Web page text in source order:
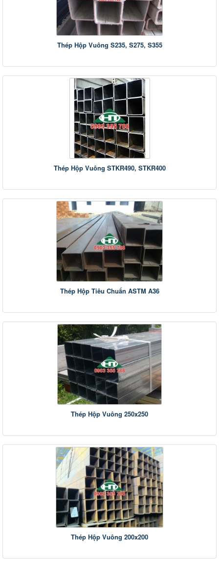
Thép Hộp Vuông S235, S275, S355
Thép Hộp Vuông STKR490, STKR400
Thép Hộp Tiêu Chuẩn ASTM A36
Thép Hộp Vuông 250x250
Thép Hộp Vuông 200x200